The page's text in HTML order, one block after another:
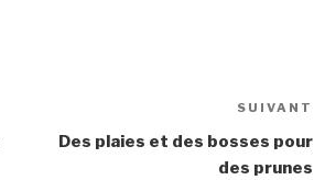
SUIVANT
Des plaies et des bosses pour
des prunes